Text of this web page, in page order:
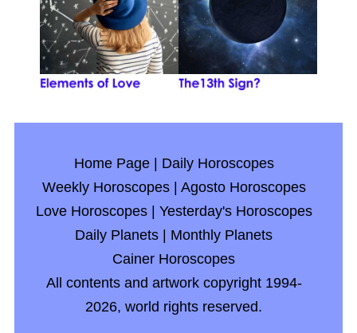
Home Page| Daily Horoscopes
Weekly Horoscopes| Agosto Horoscopes
Love Horoscopes| Yesterday's Horoscopes
Daily Planets
Monthly Planets
Cainer Horoscopes
All contents and artwork copyright 1994-
2026, world rights reserved.